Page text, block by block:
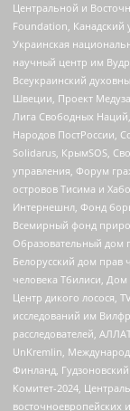
Центральной и
Foundation, Канадский
Украинская
научный центр им
Всеукраинский
Швеции, Проект
Лига Свободных
Народов ПостРоссии,
Solidarus, КрымSOS,
управления, Форум
островов Тисима и
Интернешнл, Фонд
Всемирный фонд
Образовательный дом
Белорусский дом прав
человека Тбилиси,
Центр дикого лосося,
исследований им
расследователей,
UnKremlin,
Финланд,
Комитет-2024,
восточноевропейских